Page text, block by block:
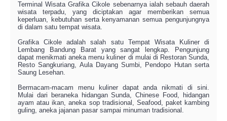
Terminal Wisata Grafika Cikole sebenarnya ialah sebauh daerah
wisata terpadu, yang diciptakan agar memberikan semua
keperluan, kebutuhan serta kenyamanan semua pengunjungnya
di dalam satu tempat wisata.
Grafika Cikole adalah salah satu Tempat Wisata Kuliner di
Lembang Bandung Barat yang sangat lengkap. Pengunjung
dapat menikmati aneka menu kuliner di mulai di Restoran Sunda,
Resto Sangkuriang, Aula Dayang Sumbi, Pendopo Hutan serta
Saung Lesehan.
Bermacam-macam menu kuliner dapat anda nikmati di sini.
Mulai dari beraneka hidangan Sunda, Chinese Food, hidangan
ayam atau ikan, aneka sop tradisional, Seafood, paket kambing
guling, aneka jajanan pasar sampai minuman tradisional.